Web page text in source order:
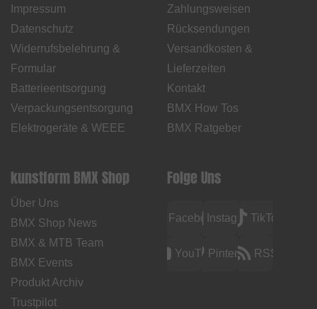
Impressum
Datenschutz
Widerrufsbelehrung &
Formular
Batterieentsorgung
Verpackungsentsorgung
Elektrogeräte & WEEE
Zahlungsweisen
Rücksendungen
Versandkosten &
Lieferzeiten
Kontakt
BMX How Tos
BMX Ratgeber
kunstform BMX Shop
Über Uns
BMX Shop News
BMX & MTB Team
BMX Events
Produkt Archiv
Trustpilot
Folge Uns
FacebookInstagramTikTok
YouTubePinterest RSS